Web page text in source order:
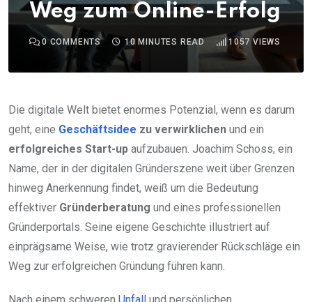
Weg zum Online-Erfolg
0COMMENTS 10 MINUTES READ 1057 VIEWS
Die digitale Welt bietet enormes Potenzial, wenn es darum
geht, eine Geschäftsidee zu verwirklichen und ein
erfolgreiches Start-up aufzubauen. Joachim Schoss, ein
Name, der in der digitalen Gründerszene weit über Grenzen
hinweg Anerkennung findet, weiß um die Bedeutung
effektiver Gründerberatung und eines professionellen
Gründerportals. Seine eigene Geschichte illustriert auf
einprägsame Weise, wie trotz gravierender Rückschläge ein
Weg zur erfolgreichen Gründung führen kann.